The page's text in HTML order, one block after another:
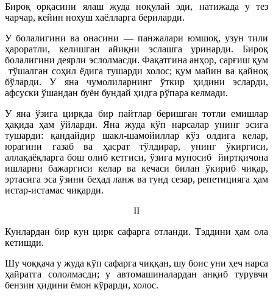
Бироқ орқасини ялаш жуда ноқулай эди, натижада у тез
чарчар, кейин нохуш хаёлларга бериларди.
У болалигини ва онасини — панжалари юмшоқ, узун тили
ҳароратли, келишган айиқни эслашга уринарди. Бироқ
болалигини деярли эслолмасди. Фақатгина анҳор, сарғиш қум
тўшалган соҳил ёдига тушарди холос; қум майин ва қайноқ
бўларди. У яна чумолиларнинг ўткир ҳидини эсларди,
афсуски ўшандан буён бундай ҳидга рўпара келмади.
У яна ўзига циркда бир пайтлар беришган тотли емишлар
ҳақида ҳам ўйларди. Яна жуда кўп нарсалар унинг эсига
тушарди: қандайдир шакл-шамойиллар кўз олдига келар,
юрагини ғазаб ва ҳасрат тўлдирар, унинг ўкиргиси,
аллақаёқларга бош олиб кетгиси, ўзига муносиб йиртқичона
ишларни бажаргиси келар ва кечаси билан ўкириб чиқар,
эртасига эса ўзини беҳад ланж ва тунд сезар, репетицияга ҳам
истар-истамас чиқарди.
II
Кунлардан бир кун цирк сафарга отланди. Тэддини ҳам ола
кетишди.
Шу чоққача у жуда кўп сафарга чиққан, шу боис уни ҳеч нарса
ҳайратга сололмасди; у автомашиналардан анқиб турувчи
бензин ҳидини ёмон кўрарди, холос.